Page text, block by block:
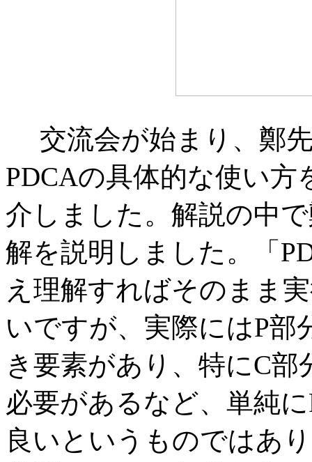
交流会が始まり、鄭
PDCAの具体的な使い方
介しました。解説の中
解を説明しました。「
え理解すればそのまま
いですが、実際にはP部
き要素があり、特にC
必要があるなど、単純
良いというものではあ